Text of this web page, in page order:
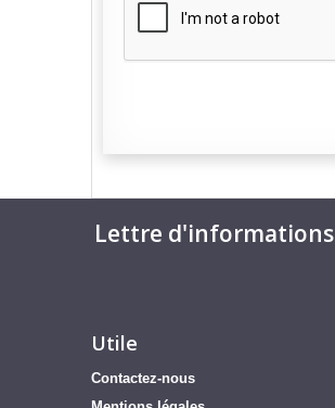
Lettre d'informations
Utile
Contactez-nous